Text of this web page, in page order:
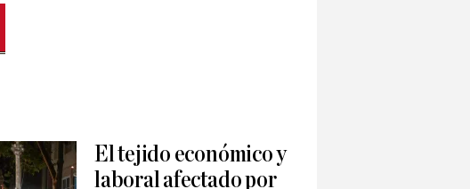
El tejido económico y
laboral afectado por